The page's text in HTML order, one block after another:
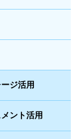
ジ活用
ント活用